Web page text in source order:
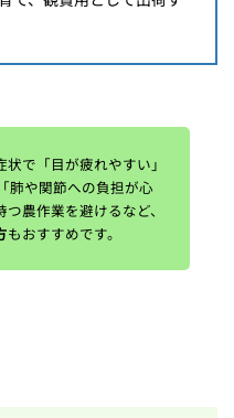
で「目が疲れやすい」
肺や関節への負担が心
農作業を避けるなど、
もおすすめです。